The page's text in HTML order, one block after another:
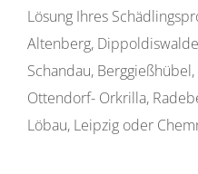
Lösung Ihres
Altenberg,
Schandau,
Ottendorf- Orkrilla,
Löbau, Leipzig oder